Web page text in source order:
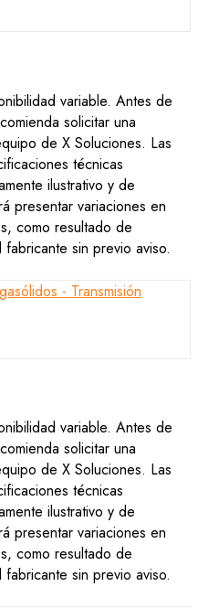
variable. Antes de
solicitar una
de X Soluciones. Las
técnicas
ilustrativo y de
presentar variaciones en
como resultado de
sin previo aviso.
variable. Antes de
solicitar una
de X Soluciones. Las
técnicas
ilustrativo y de
presentar variaciones en
como resultado de
sin previo aviso.